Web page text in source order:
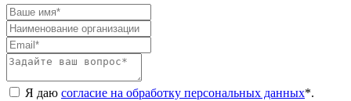
Я даю согласие на обработку персональных данных*.